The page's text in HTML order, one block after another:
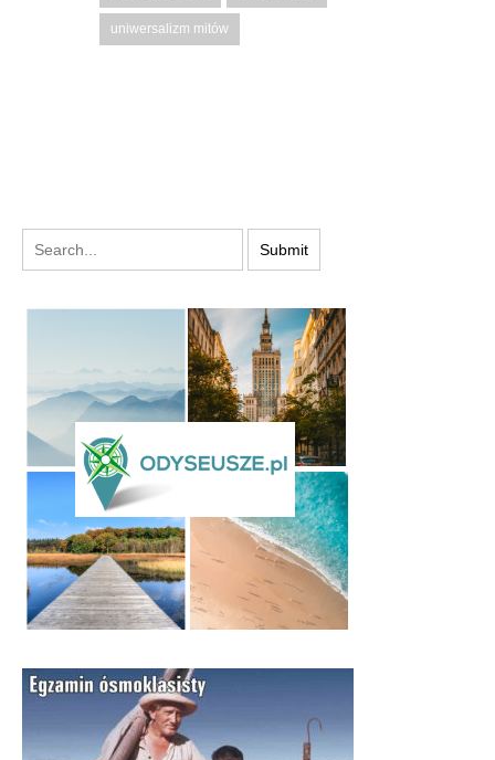
uniwersalizm mitów